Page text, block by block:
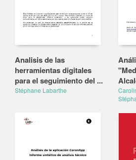
Analisis de las
herramientas digitales
para el seguimiento del ...
Stéphane Labarthe